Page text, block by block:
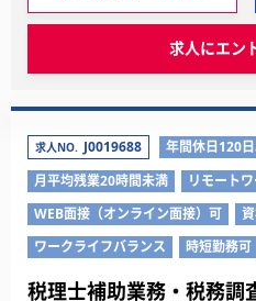
求人にエン
求人NO. J0019688 年間休日120
月平均残業20時間未満
リモート
WEB面接（オンライン面接）可
ワークライフバランス
時短勤務可
税理士補助業務・税務調